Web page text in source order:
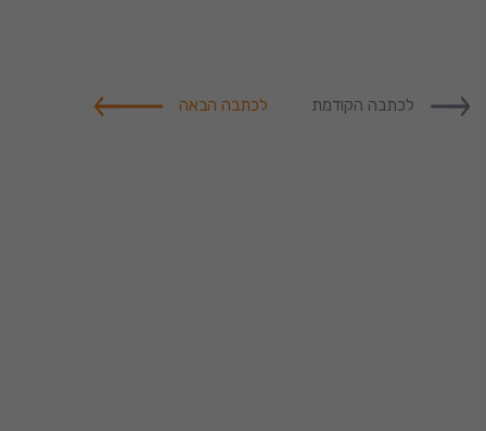
לכתבה הקודמת לכתבה הבאה